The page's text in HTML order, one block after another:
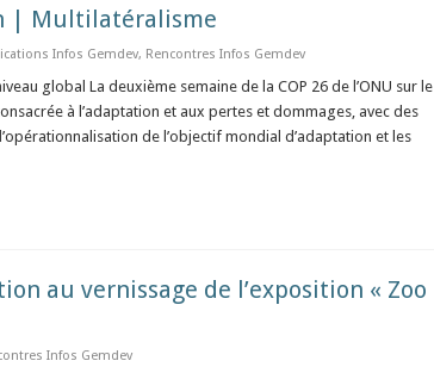
| Multilatéralisme
Infos Gemdev, Rencontres Infos Gemdev
global La deuxième semaine de la COP 26 de l’ONU sur le
à l’adaptation et aux pertes et dommages, avec des
de l’objectif mondial d’adaptation et les
au vernissage de l’exposition « Zoo
Infos Gemdev